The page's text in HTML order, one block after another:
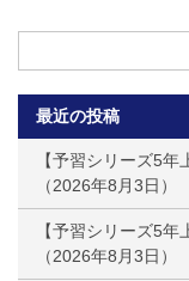
最近の投稿
【予習シリーズ5
2026年8月3日
【予習シリーズ5
2026年8月3日